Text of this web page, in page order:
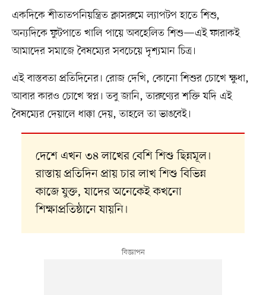
একদিকে শীতাতপনিয়ন্ত্রিত ক্লাসরুমে ল্যাপটপ হাতে শিশু,
অন্যদিকে ফুটপাতে খালি পায়ে অবহেলিত শিশু—এই ফারাকই
আমাদের সমাজে বৈষম্যের সবচেয়ে দৃশ্যমান চিত্র।
এই বাস্তবতা প্রতিদিনের। রোজ দেখি, কোনো শিশুর চোখে ক্ষুধা,
আবার কারও চোখে স্বপ্ন। তবু জানি, তারুণ্যের শক্তি যদি এই
বৈষম্যের দেয়ালে ধাক্কা দেয়, তাহলে তা ভাঙবেই।
দেশে এখন ৩৪ লাখের বেশি শিশু ছিন্নমূল।
রাস্তায় প্রতিদিন প্রায় চার লাখ শিশু বিভিন্ন
কাজে যুক্ত, যাদের অনেকেই কখনো
শিক্ষাপ্রতিষ্ঠানে যায়নি।